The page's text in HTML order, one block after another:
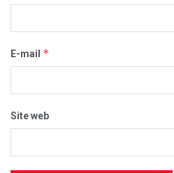
E-mail *
Site web